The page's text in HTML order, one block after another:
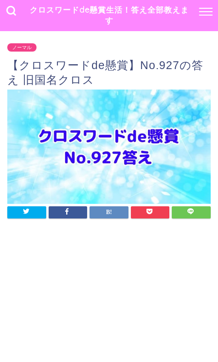
クロスワードde懸賞生活！答え全部教えま
す
ノーマル
【クロスワードde懸賞】No.927の答
え 旧国名クロス